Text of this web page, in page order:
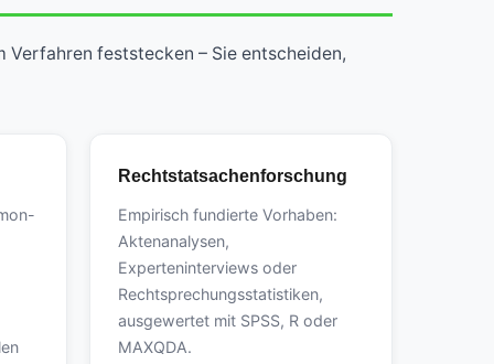
feststecken – Sie entscheiden,
Rechtstatsachenforschung
Empirisch fundierte Vorhaben:
Aktenanalysen,
Experteninterviews oder
Rechtsprechungsstatistiken,
ausgewertet mit SPSS, R oder
MAXQDA.